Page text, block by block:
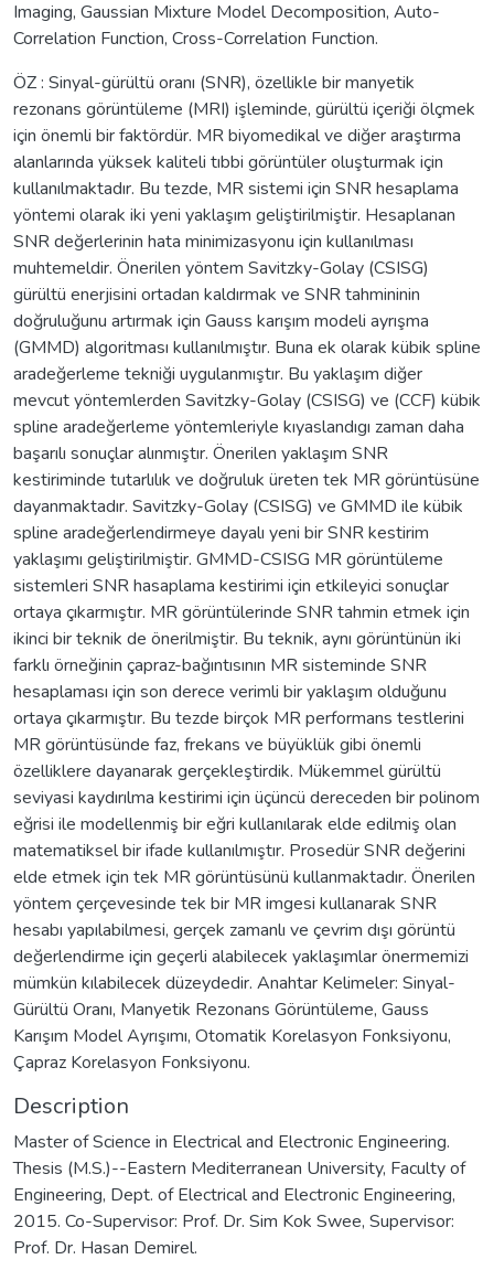
Imaging, Gaussian Mixture Model Decomposition, Auto-
Correlation Function, Cross-Correlation Function.
ÖZ : Sinyal-gürültü oranı (SNR), özellikle bir manyetik
rezonans görüntüleme (MRI) işleminde, gürültü içeriği ölçmek
için önemli bir faktördür. MR biyomedikal ve diğer araştırma
alanlarında yüksek kaliteli tıbbi görüntüler oluşturmak için
kullanılmaktadır. Bu tezde, MR sistemi için SNR hesaplama
yöntemi olarak iki yeni yaklaşım geliştirilmiştir. Hesaplanan
SNR değerlerinin hata minimizasyonu için kullanılması
muhtemeldir. Önerilen yöntem Savitzky-Golay (CSISG)
gürültü enerjisini ortadan kaldırmak ve SNR tahmininin
doğruluğunu artırmak için Gauss karışım modeli ayrışma
(GMMD) algoritması kullanılmıştır. Buna ek olarak kübik spline
aradeğerleme tekniği uygulanmıştır. Bu yaklaşım diğer
mevcut yöntemlerden Savitzky-Golay (CSISG) ve (CCF) kübik
spline aradeğerleme yöntemleriyle kıyaslandıgı zaman daha
başarılı sonuçlar alınmıştır. Önerilen yaklaşım SNR
kestiriminde tutarlılık ve doğruluk üreten tek MR görüntüsüne
dayanmaktadır. Savitzky-Golay (CSISG) ve GMMD ile kübik
spline aradeğerlendirmeye dayalı yeni bir SNR kestirim
yaklaşımı geliştirilmiştir. GMMD-CSISG MR görüntüleme
sistemleri SNR hasaplama kestirimi için etkileyici sonuçlar
ortaya çıkarmıştır. MR görüntülerinde SNR tahmin etmek için
ikinci bir teknik de önerilmiştir. Bu teknik, aynı görüntünün iki
farklı örneğinin çapraz-bağıntısının MR sisteminde SNR
hesaplaması için son derece verimli bir yaklaşım olduğunu
ortaya çıkarmıştır. Bu tezde birçok MR performans testlerini
MR görüntüsünde faz, frekans ve büyüklük gibi önemli
özelliklere dayanarak gerçekleştirdik. Mükemmel gürültü
seviyasi kaydırılma kestirimi için üçüncü dereceden bir polinom
eğrisi ile modellenmiş bir eğri kullanılarak elde edilmiş olan
matematiksel bir ifade kullanılmıştır. Prosedür SNR değerini
elde etmek için tek MR görüntüsünü kullanmaktadır. Önerilen
yöntem çerçevesinde tek bir MR imgesi kullanarak SNR
hesabı yapılabilmesi, gerçek zamanlı ve çevrim dışı görüntü
değerlendirme için geçerli alabilecek yaklaşımlar önermemizi
mümkün kılabilecek düzeydedir. Anahtar Kelimeler: Sinyal-
Gürültü Oranı, Manyetik Rezonans Görüntüleme, Gauss
Karışım Model Ayrışımı, Otomatik Korelasyon Fonksiyonu,
Çapraz Korelasyon Fonksiyonu.
Description
Master of Science in Electrical and Electronic Engineering.
Thesis (M.S.)--Eastern Mediterranean University, Faculty of
Engineering, Dept. of Electrical and Electronic Engineering,
2015. Co-Supervisor: Prof. Dr. Sim Kok Swee, Supervisor:
Prof. Dr. Hasan Demirel.